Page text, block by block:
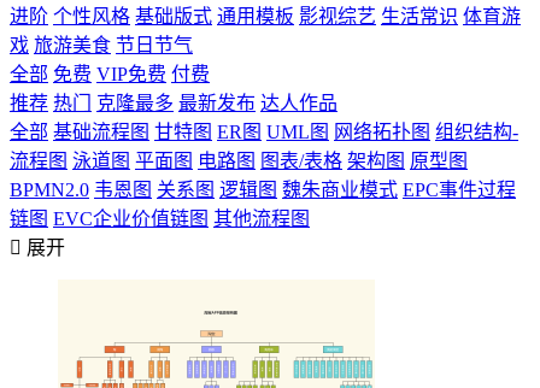
进阶 个性风格 基础版式 通用模板 影视综艺 生活常识 体育游
戏 旅游美食 节日节气
全部 免费 VIP免费 付费
推荐 热门 克隆最多 最新发布 达人作品
全部 基础流程图 甘特图 ER图 UML图 网络拓扑图 组织结构-
流程图 泳道图 平面图 电路图 图表/表格 架构图 原型图
BPMN2.0 韦恩图 关系图 逻辑图 魏朱商业模式 EPC事件过程
链图 EVC企业价值链图 其他流程图
 展开